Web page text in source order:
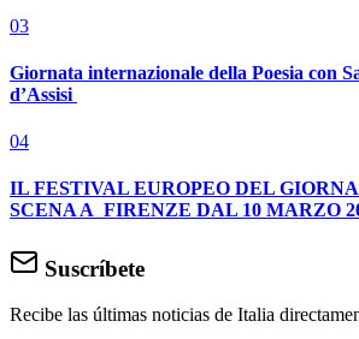
03
Giornata internazionale della Poesia con
d’Assisi
04
IL FESTIVAL EUROPEO DEL
SCENA A FIRENZE DAL 10 MARZO
Suscríbete
Recibe las últimas noticias de Italia